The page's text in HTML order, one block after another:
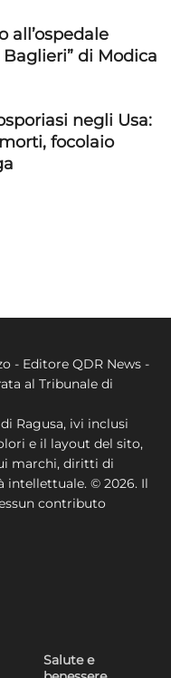
all’ospedale
di Modica
negli Usa:
focolaio
- Editore QDR News -
al Tribunale di
Ragusa, ivi inclusi
e il layout del sito,
marchi, diritti di
intellettuale. © 2026. Il
contributo
Salute e